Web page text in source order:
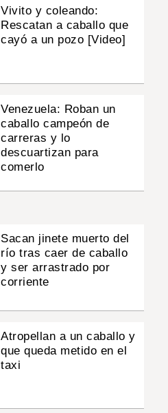
Vivito y coleando:
Rescatan a caballo que
cayó a un pozo [Video]
Venezuela: Roban un
caballo campeón de
carreras y lo
descuartizan para
comerlo
Sacan jinete muerto del
río tras caer de caballo
y ser arrastrado por
corriente
Atropellan a un caballo y
que queda metido en el
taxi